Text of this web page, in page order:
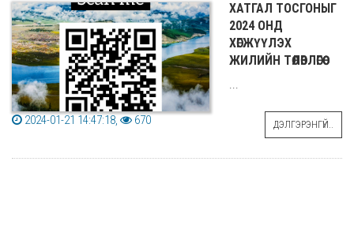
ХАТГАЛ ТОСГОНЫГ
2024 ОНД
ХӨГЖҮҮЛЭХ
ЖИЛИЙН ТӨЛӨВЛӨГӨӨ
...
2024-01-21 14:47:18, 670 ДЭЛГЭРЭНГҮЙ..